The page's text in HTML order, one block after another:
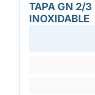
TAPA GN 2/3
INOXIDABLE